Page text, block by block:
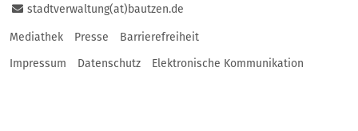
stadtverwaltung(at)bautzen.de
Mediathek Presse
Barrierefreiheit
Impressum
Datenschutz Elektronische Kommunikation